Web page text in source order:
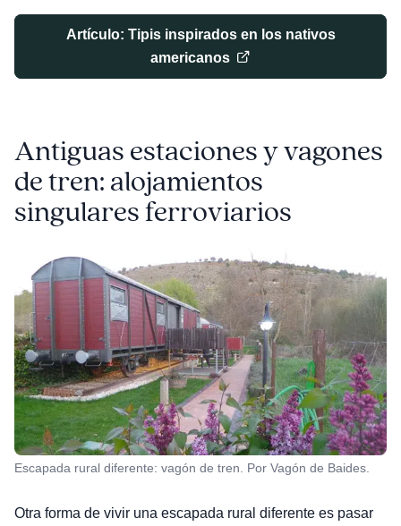
Artículo: Tipis inspirados en los nativos
americanos
Antiguas estaciones y vagones
de tren: alojamientos
singulares ferroviarios
Escapada rural diferente: vagón de tren. Por Vagón de Baides.
Otra forma de vivir una escapada rural diferente es pasar